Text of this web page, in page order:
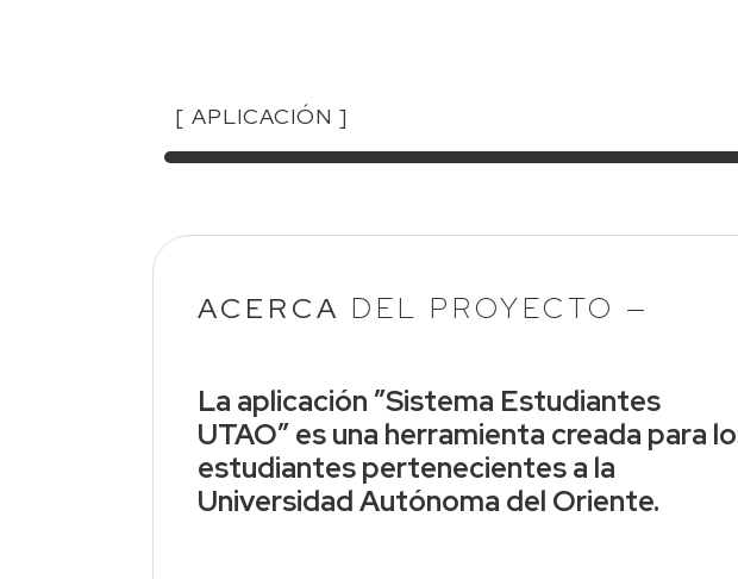
[ APLICACIÓN ]
ACERCA DEL PROYECTO —
La aplicación ”Sistema Estudiantes
UTAO” es una herramienta creada para
estudiantes pertenecientes a la
Universidad Autónoma del Oriente.